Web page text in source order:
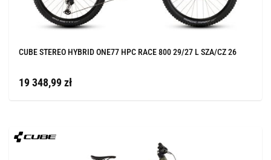
CUBE STEREO HYBRID ONE77 HPC RACE 800 29/27 L SZA/CZ 26
19 348,99 zł